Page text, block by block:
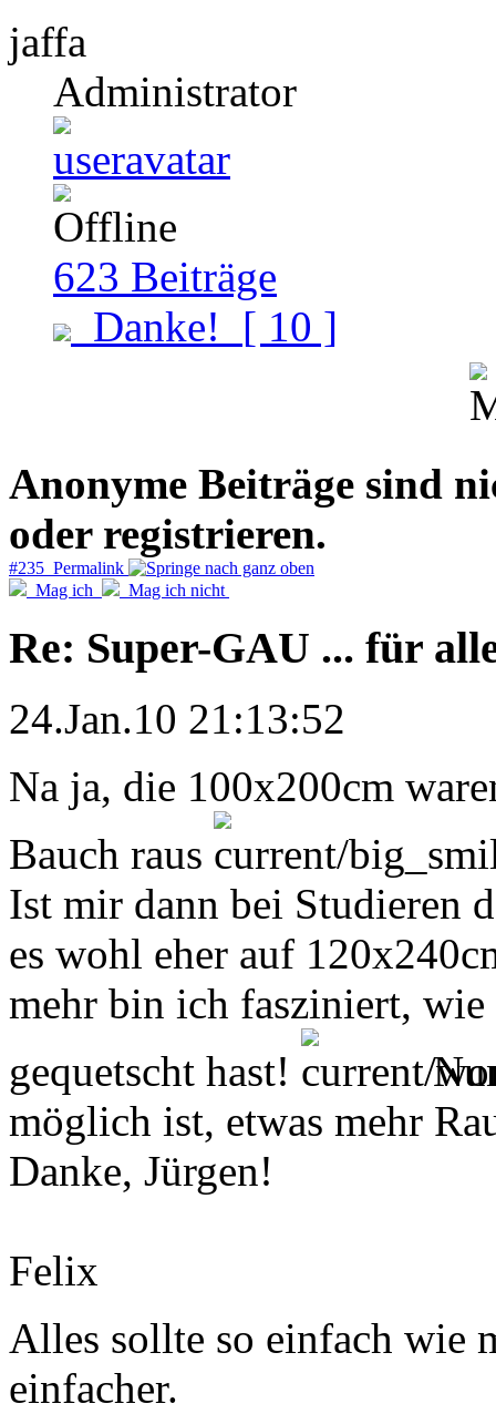
jaffa
Administrator
623 Beiträge
Danke! [ 10 ]
Anonyme Beiträge sind
oder registrieren.
#235 Permalink
Mag ich
Mag ich nicht
Re: Super-GAU ... für
24.Jan.10 21:13:52
Na ja, die 100x200cm
Bauch raus
Ist mir dann bei Studieren
es wohl eher auf
mehr bin ich fasziniert,
gequetscht hast!
möglich ist, etwas mehr
Danke, Jürgen!
Felix
Alles sollte so einfach wie
einfacher.